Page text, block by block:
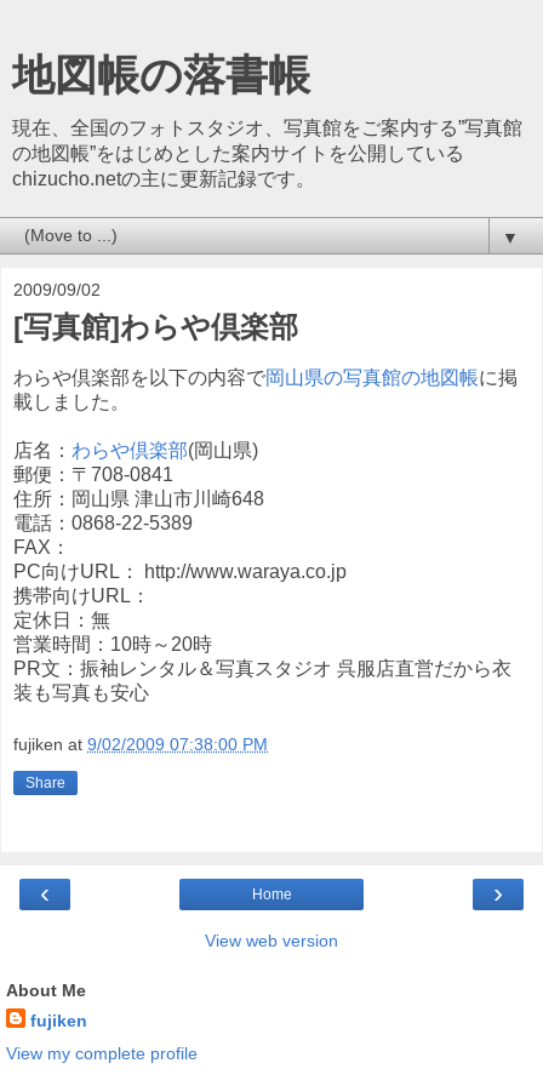
地図帳の落書帳
現在、全国のフォトスタジオ、写真館をご案内する”写真館
の地図帳”をはじめとした案内サイトを公開している
chizucho.netの主に更新記録です。
▼
2009/09/02
[写真館]わらや倶楽部
わらや倶楽部を以下の内容で岡山県の写真館の地図帳に掲
載しました。
店名： わらや倶楽部(岡山県)
郵便：〒708-0841
住所：岡山県 津山市川崎648
電話：0868-22-5389
FAX：
PC向けURL： http://www.waraya.co.jp
携帯向けURL：
定休日：無
営業時間：10時～20時
PR文：振袖レンタル＆写真スタジオ 呉服店直営だから衣
装も写真も安心
fujiken at 9/02/2009 07:38:00 PM
Share
‹ ›
Home
View web version
About Me
fujiken
View my complete profile